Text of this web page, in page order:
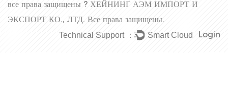
все права защищены ? ХЕЙНИНГ АЭМ ИМПОРТ И
ЭКСПОРТ КО., ЛТД. Все права защищены.
Login
Technical Support ： Smart Cloud